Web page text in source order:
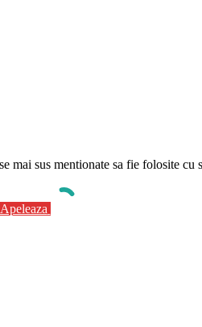
mai sus mentionate sa fie folosite cu
Apeleaza